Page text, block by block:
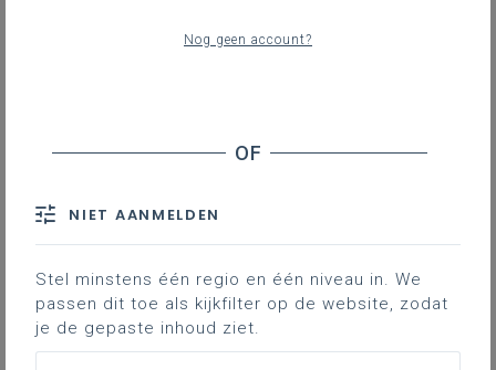
relevante info over de 7de leerjaren
die ingaan op 1 september 2025.
Op deextra inforonde van 18 september
Nog geen account?
NIET AANMELDEN
Stel minstens één regio en één niveau in. We
passen dit toe als kijkfilter op de website, zodat
je de gepaste inhoud ziet.